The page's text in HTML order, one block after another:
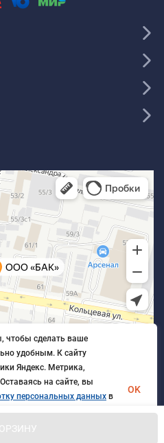
Все права защищены
чтобы сделать ваше
удобным. К cайту
Яндекс. Метрика,
на сайте, вы
персональных данных в
обработки персональных
OK